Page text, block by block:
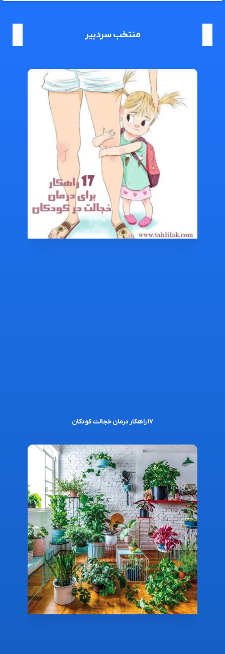
منتخب سردبیر
۱۷ راهکار درمان خجالت کودکان